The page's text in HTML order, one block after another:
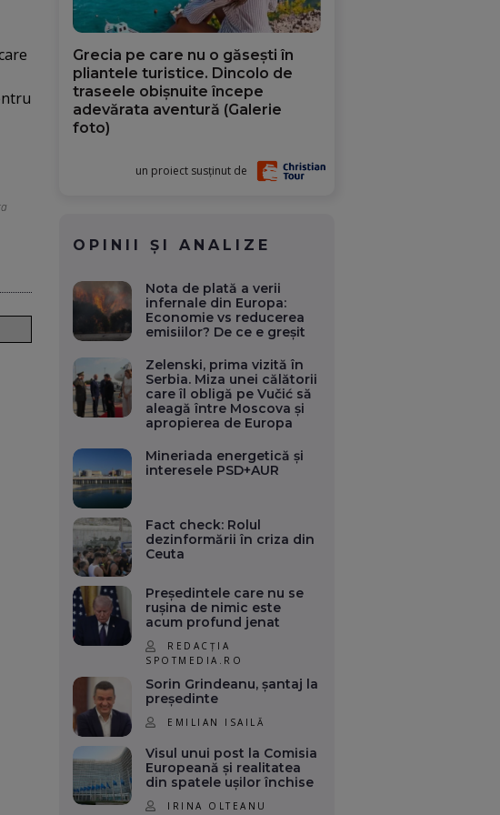
Grecia pe care nu o găsești în
pliantele turistice. Dincolo de
traseele obișnuite începe
adevărata aventură (Galerie
foto)
un proiect susținut de
OPINII ȘI ANALIZE
Nota de plată a verii
infernale din Europa:
Economie vs reducerea
emisiilor? De ce e greșit
Zelenski, prima vizită în
Serbia. Miza unei călătorii
care îl obligă pe Vučić să
aleagă între Moscova și
apropierea de Europa
Mineriada energetică și
interesele PSD+AUR
Fact check: Rolul
dezinformării în criza din
Ceuta
Președintele care nu se
rușina de nimic este
acum profund jenat
REDACȚIA
SPOTMEDIA.RO
Sorin Grindeanu, șantaj la
președinte
EMILIAN ISAILĂ
Visul unui post la Comisia
Europeană și realitatea
din spatele ușilor închise
IRINA OLTEANU